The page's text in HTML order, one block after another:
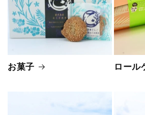
お菓子 ロール